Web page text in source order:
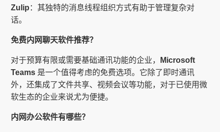
Zulip ：其独特的消息线程组织方式有助于管理复杂对
话。
免费内网聊天软件推荐？
对于预算有限或需要基础通讯功能的企业，
Microsoft
Teams 是一个值得考虑的免费选项。它除了即时通讯
外，还集成了文件共享、视频会议等功能，对于已使用微
软生态的企业来说尤为便捷。
内网办公软件有哪些？